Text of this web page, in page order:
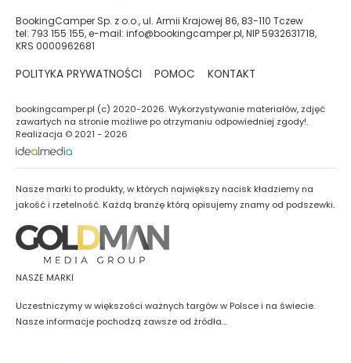
BookingCamper Sp. z o.o., ul. Armii Krajowej 86, 83-110 Tczew
tel: 793 155 155, e-mail: info@bookingcamper.pl, NIP 5932631718,
KRS 0000962681
POLITYKA PRYWATNOŚCI POMOC KONTAKT
bookingcamper.pl (c) 2020-2026. Wykorzystywanie materiałów, zdjęć
zawartych na stronie możliwe po otrzymaniu odpowiedniej zgody!.
Realizacja © 2021 - 2026
Nasze marki to produkty, w których największy nacisk kładziemy na
jakość i rzetelność. Każdą branżę którą opisujemy znamy od podszewki.
NASZE MARKI
Uczestniczymy w większości ważnych targów w Polsce i na świecie.
Nasze informacje pochodzą zawsze od źródła...